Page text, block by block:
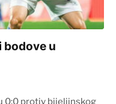
bodove u
0:0 protiv bijeljinskog